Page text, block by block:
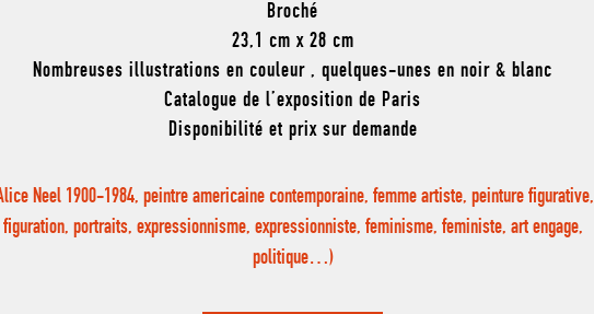
Broché
23,1 cm x 28 cm
Nombreuses illustrations en couleur , quelques-unes en noir & blanc
Catalogue de l’exposition de Paris
Disponibilité et prix sur demande
Neel 1900-1984, peintre americaine contemporaine, femme artiste, peinture figurative,
figuration, portraits, expressionnisme, expressionniste, feminisme, feministe, art engage,
politique…)